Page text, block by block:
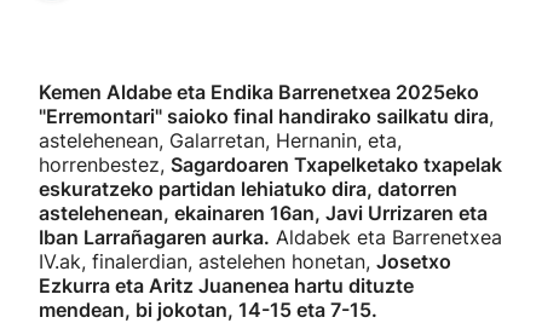
Kemen Aldabe eta Endika Barrenetxea 2025eko
"Erremontari" saioko final handirako sailkatu dira,
astelehenean, Galarretan, Hernanin, eta,
horrenbestez, Sagardoaren Txapelketako txapelak
eskuratzeko partidan lehiatuko dira, datorren
astelehenean, ekainaren 16an, Javi Urrizaren eta
Iban Larrañagaren aurka. Aldabek eta Barrenetxea
IV.ak, finalerdian, astelehen honetan, Josetxo
Ezkurra eta Aritz Juanenea hartu dituzte
mendean, bi jokotan, 14-15 eta 7-15.